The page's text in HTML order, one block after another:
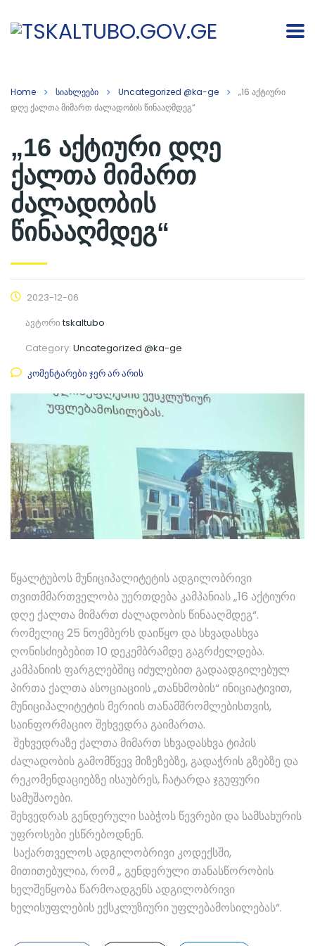
Home სიახლეები Uncategorized @ka-ge
„16 აქტიური
დღე ქალთა მიმართ ძალადობის წინააღმდეგ“
„16 აქტიური დღე
ქალთა მიმართ
ძალადობის
წინააღმდეგ“
2023-12-06
ავტორიtskaltubo
Category: Uncategorized @ka-ge
კომენტარები ჯერ არ არის
წყალტუბოს მუნიციპალიტეტის ადგილობრივი
თვითმმართველობა უერთდება კამპანიას „16 აქტიური
დღე ქალთა მიმართ ძალადობის წინააღმდეგ“.
რომელიც 25 ნოემბერს დაიწყო და სხვადასხვა
ღონისძიებებით 10 დეკემბრამდე გაგრძელდება.
კამპანიის ფარგლებშიც იძულებით გადაადგილებულ
პირთა ქალთა ასოციაციის „თანხმობის“ ინიციატივით,
მუნიციპალიტეტის მერიის თანამშრომლებისთვის,
საინფორმაციო შეხვედრა გაიმართა.
შეხვედრაზე ქალთა მიმართ სხვადასხვა ტიპის
ძალადობის გამომწვევ მიზეზებზე, გადაჭრის გზებზე და
რეკომენდაციებზე ისაუბრეს, ჩატარდა ჯგუფური
სამუშაოები.
შეხვედრას გენდერული საბჭოს წევრები და სამსახურის
უფროსები ესწრებოდნენ.
საქართველოს ადგილობრივი კოდექსში,
მითითებულია, რომ „ გენდერული თანასწორობის
ხელშეწყობა წარმოადგენს ადგილობრივი
ხელისუფლების ექსკლუზიური უფლებამოსილებას“.